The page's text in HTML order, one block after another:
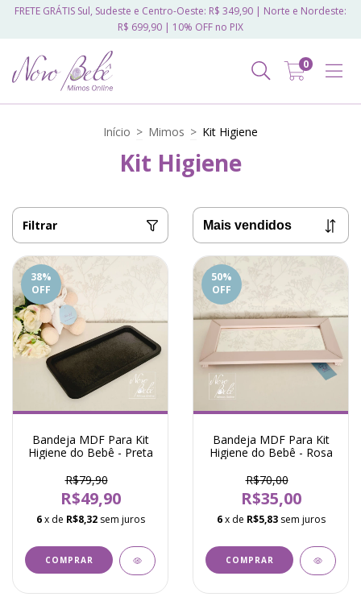
FRETE GRÁTIS Sul, Sudeste e Centro-Oeste: R$ 349,90 | Norte e Nordeste:
R$ 699,90 | 10% OFF no PIX
0
Início > Mimos > Kit Higiene
Kit Higiene
Filtrar
38%
OFF
Bandeja MDF Para Kit
Higiene do Bebê - Preta
R$79,90
R$49,90
6 x de R$8,32 sem juros
50%
OFF
Bandeja MDF Para Kit
Higiene do Bebê - Rosa
R$70,00
R$35,00
6 x de R$5,83 sem juros